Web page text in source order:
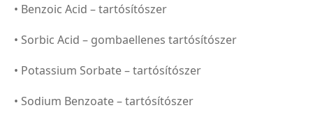
• Benzoic Acid – tartósítószer
• Sorbic Acid – gombaellenes tartósítószer
• Potassium Sorbate – tartósítószer
• Sodium Benzoate – tartósítószer